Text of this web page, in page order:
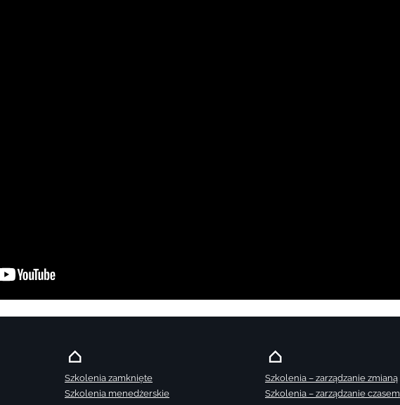
Szkolenia zamknięte
Szkolenia menedżerskie
Szkolenia – zarządzanie zmianą
Szkolenia – zarządzanie czasem